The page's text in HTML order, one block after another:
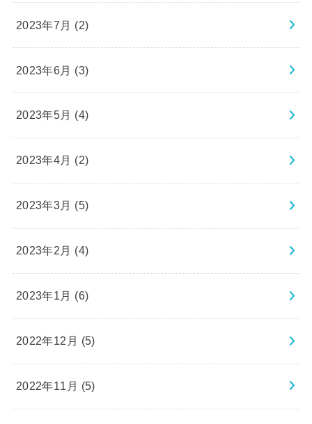
2023年7月 (2)
2023年6月 (3)
2023年5月 (4)
2023年4月 (2)
2023年3月 (5)
2023年2月 (4)
2023年1月 (6)
2022年12月 (5)
2022年11月 (5)